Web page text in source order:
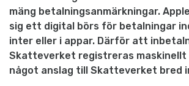
mäng betalningsanmärkningar.
sig ett digital börs för betalningar
inter eller i appar. Därför att
Skatteverket registreras maskinellt
något anslag till Skatteverket bred